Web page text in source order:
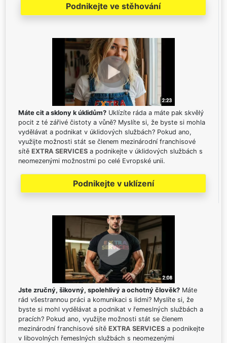
Podnikejte ve stěhování
Máte cit a sklony k úklidům? Uklízíte ráda a máte pak skvělý
pocit z té zářivé čistoty a vůně? Myslíte si, že byste si mohla
vydělávat a podnikat v úklidových službách? Pokud ano,
využijte možnosti stát se členem mezinárodní franchisové
sítě EXTRA SERVICES a podnikejte v úklidových službách s
neomezenými možnostmi po celé Evropské unii.
Podnikejte v uklízení
Jste zručný, šikovný, spolehlivý a ochotný člověk? Máte
rád všestrannou práci a komunikaci s lidmi? Myslíte si, že
byste si mohl vydělávat a podnikat v řemeslných službách a
pracích? Pokud ano, využijte možnosti stát se členem
mezinárodní franchisové sítě EXTRA SERVICES a podnikejte
v libovolných řemeslných službách s neomezenými